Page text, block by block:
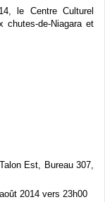
le CentreCulturel
chutes-de-Niagara et
Est , Bureau 307,
août 2014 vers 23h00